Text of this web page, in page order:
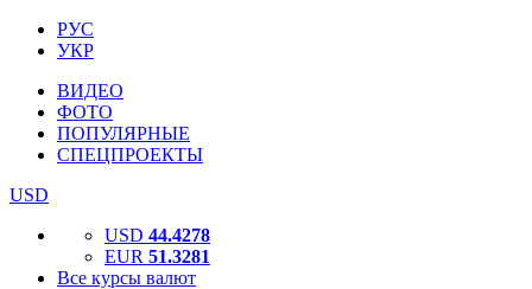
РУС
УКР
ВИДЕО
ФОТО
ПОПУЛЯРНЫЕ
СПЕЦПРОЕКТЫ
USD
USD 44.4278
EUR 51.3281
Все курсы валют